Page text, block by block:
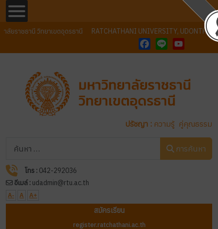
ยราชธานี วิทยาเขตอุดรธานี RATCHATHANI UNIVERSITY, UDONTHANI
Facebook
Line YouTube
ปรัชญา : ความรู้ คู่คุณธรรม
การค้นหา
โทร : 042-292036
อีเมล์ : udadmin@rtu.ac.th
A- A A+
สมัครเรียน
register.ratchathani.ac.th